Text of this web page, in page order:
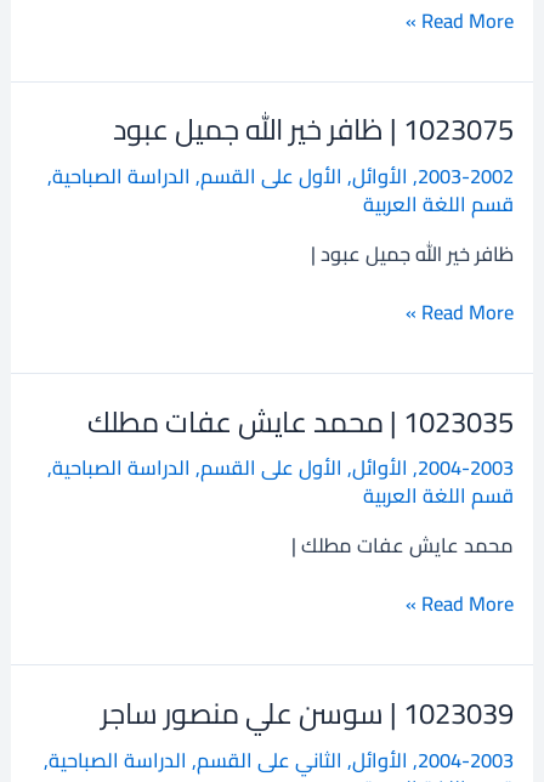
Read More »
1023075 | ظافر خير الله جميل عبود
2003-2002
, الأوائل, الأول على القسم, الدراسة الصباحية,
قسم اللغة العربية
ظافر خير الله جميل عبود |
1023075
ظافر
خير
الله
جميل
عبود
Read More »
1023035 | محمد عايش عفات مطلك
2004-2003
, الأوائل, الأول على القسم, الدراسة الصباحية,
قسم اللغة العربية
محمد عايش عفات مطلك |
1023035
محمد
عايش
عفات
مطلك
Read More »
1023039 | سوسن علي منصور ساجر
2004-2003
, الأوائل, الثاني على القسم, الدراسة الصباحية,
1023039
سوسن